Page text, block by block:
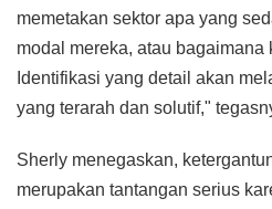
memetakan sektor apa yang
modal mereka, atau bagaimana
Identifikasi yang detail akan
yang terarah dan solutif,"
Sherly menegaskan,
merupakan tantangan serius